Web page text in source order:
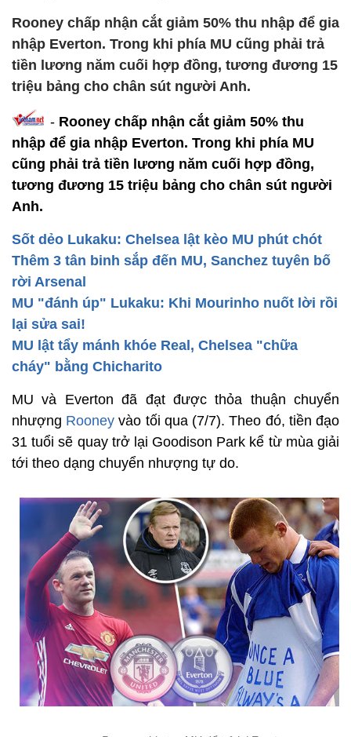
Rooney chấp nhận cắt giảm 50% thu nhập để gia
nhập Everton. Trong khi phía MU cũng phải trả
tiền lương năm cuối hợp đồng, tương đương 15
triệu bảng cho chân sút người Anh.
- Rooney chấp nhận cắt giảm 50% thu
nhập để gia nhập Everton. Trong khi phía MU
cũng phải trả tiền lương năm cuối hợp đồng,
tương đương 15 triệu bảng cho chân sút người
Anh.
Sốt dẻo Lukaku: Chelsea lật kèo MU phút chót
Thêm 3 tân binh sắp đến MU, Sanchez tuyên bố
rời Arsenal
MU "đánh úp" Lukaku: Khi Mourinho nuốt lời rồi
lại sửa sai!
MU lật tẩy mánh khóe Real, Chelsea "chữa
cháy" bằng Chicharito
MU và Everton đã đạt được thỏa thuận chuyển
nhượng Rooney vào tối qua (7/7). Theo đó, tiền đạo
31 tuổi sẽ quay trở lại Goodison Park kể từ mùa giải
tới theo dạng chuyển nhượng tự do.